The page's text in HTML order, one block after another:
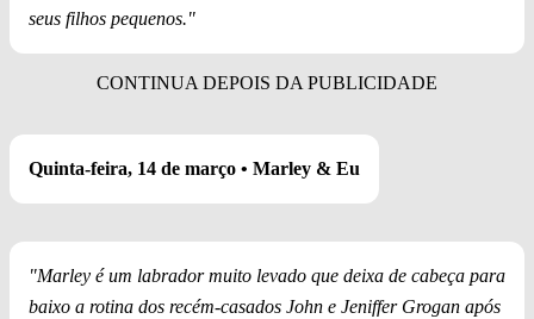
seus filhos pequenos."
Quinta-feira, 14 de março • Marley & Eu
"Marley é um labrador muito levado que deixa de cabeça para
baixo a rotina dos recém-casados John e Jeniffer Grogan após